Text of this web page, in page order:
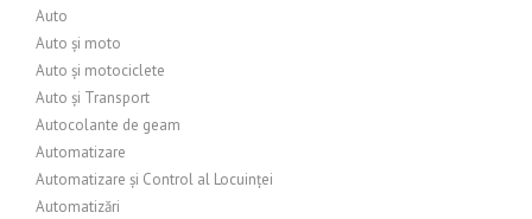
Auto
Auto și moto
Auto și motociclete
Auto și Transport
Autocolante de geam
Automatizare
Automatizare și Control al Locuinței
Automatizări